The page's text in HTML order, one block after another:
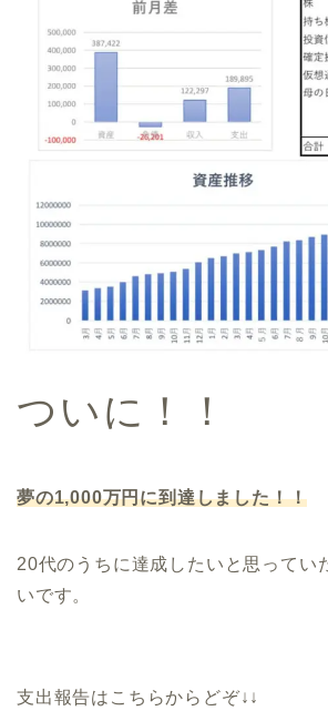
ついに！！
夢の1,000万円に到達しました！！
20代のうちに達成したいと思ってい
いです。
支出報告はこちらからどぞ↓↓